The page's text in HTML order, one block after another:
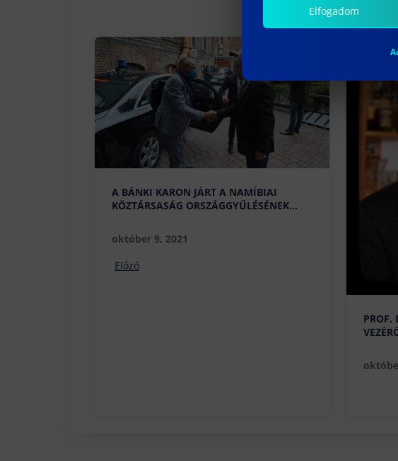
A BÁNKI KARON JÁRT A NAMÍBIAI
KÖZTÁRSASÁG ORSZÁGGYŰLÉSÉNEK
október 9, 2021
Előző
PROF.
Elfogadom